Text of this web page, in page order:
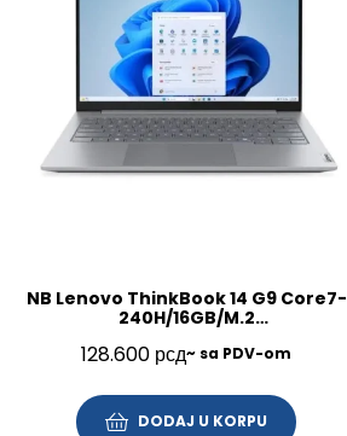
NB Lenovo ThinkBook 14 G9 Core7-
240H/16GB/M.2
128.600 рсд~ sa PDV-om
DODAJ U KORPU